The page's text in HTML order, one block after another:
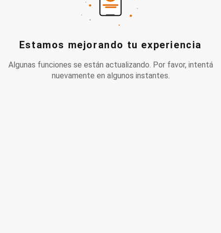
Estamos mejorando tu experiencia
Algunas funciones se están actualizando. Por favor, intentá
nuevamente en algunos instantes.